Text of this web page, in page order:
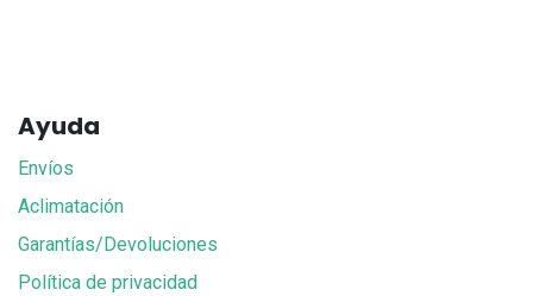
Ayuda
Envíos
Aclimatación
Garantías/Devoluciones
Política de privacidad